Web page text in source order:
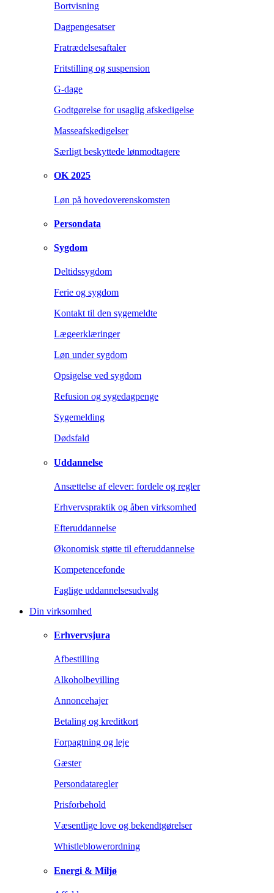
Bortvisning
Dagpengesatser
Fratrædelsesaftaler
Fritstilling og suspension
G-dage
Godtgørelse for usaglig afskedigelse
Masseafskedigelser
Særligt beskyttede lønmodtagere
OK 2025
Løn på hovedoverenskomsten
Persondata
Sygdom
Deltidssygdom
Ferie og sygdom
Kontakt til den sygemeldte
Lægeerklæringer
Løn under sygdom
Opsigelse ved sygdom
Refusion og sygedagpenge
Sygemelding
Dødsfald
Uddannelse
Ansættelse af elever: fordele og regler
Erhvervspraktik og åben virksomhed
Efteruddannelse
Økonomisk støtte til efteruddannelse
Kompetencefonde
Faglige uddannelsesudvalg
Din virksomhed
Erhvervsjura
Afbestilling
Alkoholbevilling
Annoncehajer
Betaling og kreditkort
Forpagtning og leje
Gæster
Persondataregler
Prisforbehold
Væsentlige love og bekendtgørelser
Whistleblowerordning
Energi & Miljø